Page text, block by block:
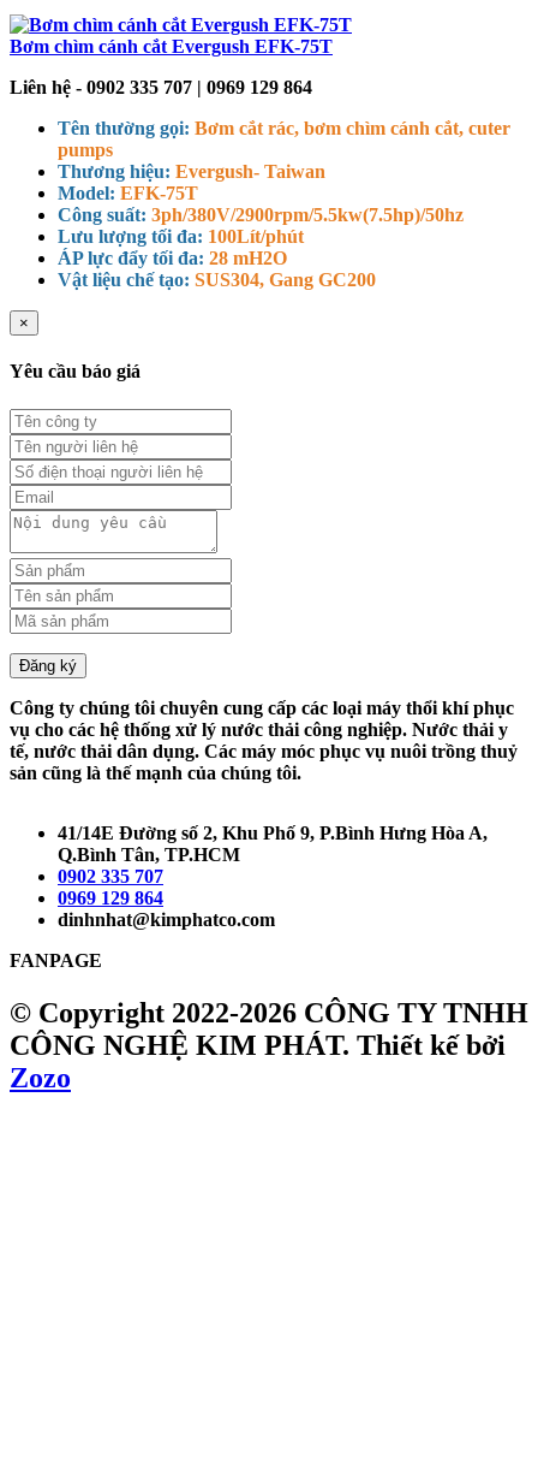
Bơm chìm cánh cắt Evergush EFK-75T
Liên hệ - 0902 335 707 | 0969 129 864
Tên thường gọi: Bơm cắt rác, bơm chìm cánh cắt, cuter
pumps
Thương hiệu: Evergush- Taiwan
Model: EFK-75T
Công suất: 3ph/380V/2900rpm/5.5kw(7.5hp)/50hz
Lưu lượng tối đa: 100Lít/phút
ÁP lực đẩy tối đa: 28 mH2O
Vật liệu chế tạo: SUS304, Gang GC200
×
Yêu cầu báo giá
Đăng ký
Công ty chúng tôi chuyên cung cấp các loại máy thổi khí phục
vụ cho các hệ thống xử lý nước thải công nghiệp. Nước thải y
tế, nước thải dân dụng. Các máy móc phục vụ nuôi trồng thuỷ
sản cũng là thế mạnh của chúng tôi.
41/14E Đường số 2, Khu Phố 9, P.Bình Hưng Hòa A,
Q.Bình Tân, TP.HCM
0902 335 707
0969 129 864
dinhnhat@kimphatco.com
FANPAGE
© Copyright 2022-2026 CÔNG TY TNHH
CÔNG NGHỆ KIM PHÁT. Thiết kế bởi
Zozo